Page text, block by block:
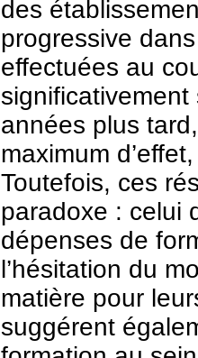
des
progressive
effectuées au
significativement
années plus
maximum
Toutefois, ces
paradoxe : celui
dépenses de
l’hésitation du
matière pour
suggérent